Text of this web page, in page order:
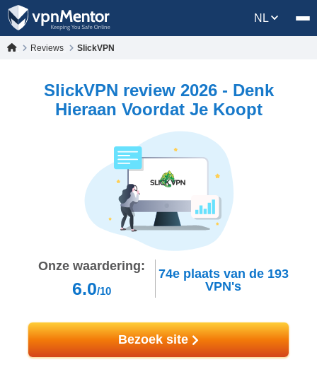
NL
Reviews SlickVPN
SlickVPN review 2026 - Denk
Hieraan Voordat Je Koopt
Onze waardering:
6.0/10
74eplaats van de 193
VPN's
Bezoek site